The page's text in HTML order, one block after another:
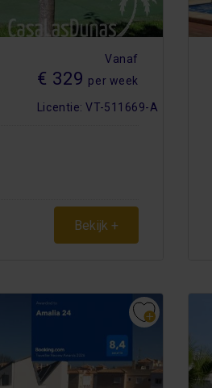
Vanaf
€ 329 per week
Licentie: VT-511669-A
Bekijk +